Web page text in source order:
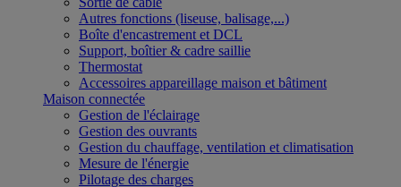
Autres fonctions (liseuse, balisage,...)
Boîte d'encastrement et DCL
Support, boîtier & cadre saillie
Thermostat
Accessoires appareillage maison et bâtiment
Maison connectée
Gestion de l'éclairage
Gestion des ouvrants
Gestion du chauffage, ventilation et climatisation
Mesure de l'énergie
Pilotage des charges